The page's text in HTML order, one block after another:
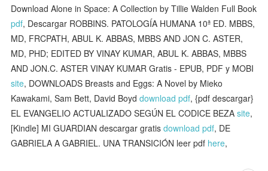
Download Alone in Space: A Collection by Tillie Walden Full Book
pdf, Descargar ROBBINS. PATOLOGÍA HUMANA 10ª ED. MBBS,
MD, FRCPATH, ABUL K. ABBAS, MBBS AND JON C. ASTER,
MD, PHD; EDITED BY VINAY KUMAR, ABUL K. ABBAS, MBBS
AND JON.C. ASTER VINAY KUMAR Gratis - EPUB, PDF y MOBI
site, DOWNLOADS Breasts and Eggs: A Novel by Mieko
Kawakami, Sam Bett, David Boyddownload pdf, {pdf descargar}
EL EVANGELIO ACTUALIZADO SEGÚN EL CODICE BEZAsite,
[Kindle] MI GUARDIAN descargar gratisdownload pdf, DE
GABRIELA A GABRIEL. UNA TRANSICIÓN leer pdf here,